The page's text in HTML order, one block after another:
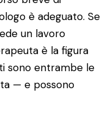
è adeguato. Se
un lavoro
è la figura
sono entrambe le
— e possono